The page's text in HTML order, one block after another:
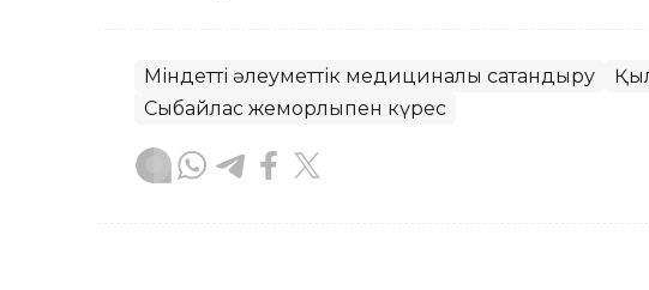
Міндетті әлеуметтік медициналық сақтандыру
Сыбайлас жемқорлықпен күрес